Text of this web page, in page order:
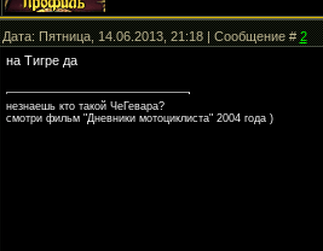
Дата: Пятница, 14.06.2013, 21:18 | Сообщение #2
на Тигре да
незнаешь кто такой ЧеГевара?
смотри фильм "Дневники мотоциклиста" 2004 года )